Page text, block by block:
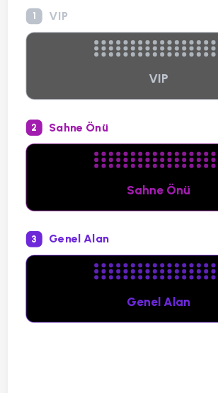
1 VIP
VIP
2 Sahne Önü
Sahne Önü
3 Genel Alan
Genel Alan